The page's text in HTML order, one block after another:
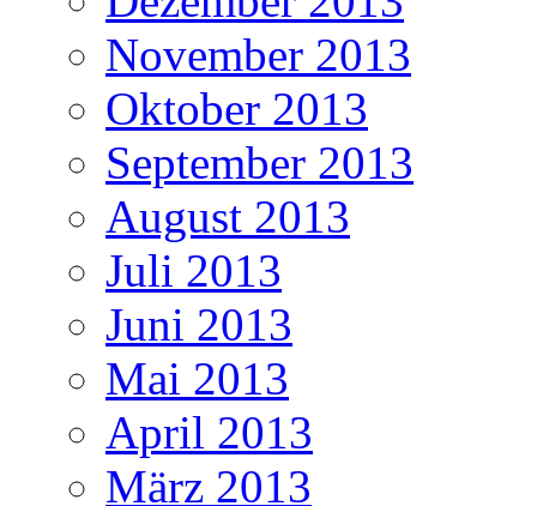
November 2013
Oktober 2013
September 2013
August 2013
Juli 2013
Juni 2013
Mai 2013
April 2013
März 2013